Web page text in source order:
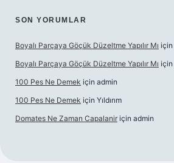
SON YORUMLAR
Boyalı Parçaya Göçük Düzeltme Yapılır Mı için
Boyalı Parçaya Göçük Düzeltme Yapılır Mı için
100 Pes Ne Demek için admin
100 Pes Ne Demek için Yıldırım
Domates Ne Zaman Capalanir için admin